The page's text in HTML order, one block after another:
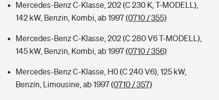
Mercedes-Benz C-Klasse, 202 (C 230 K, T-MODELL),
142 kW, Benzin, Kombi, ab 1997(0710 / 355)
Mercedes-Benz C-Klasse, 202 (C 280 V6 T-MODELL),
145 kW, Benzin, Kombi, ab 1997(0710 / 356)
Mercedes-Benz C-Klasse, H0 (C 240 V6), 125 kW,
Benzin, Limousine, ab 1997(0710 / 357)